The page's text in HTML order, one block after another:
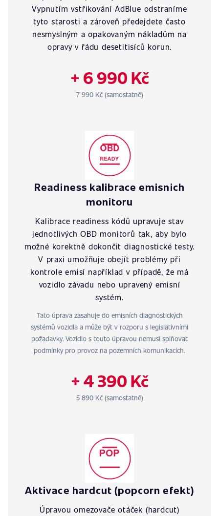
Vypnutím vstřikování AdBlue odstraníme
tyto starosti a zároveň předejdete často
nesmyslným a opakovaným nákladům na
opravy v řádu desetitisíců korun.
+ 6 990 Kč
7 990 Kč (samostatně)
Readiness kalibrace emisnich
monitoru
Kalibrace readiness kódů upravuje stav
jednotlivých OBD monitorů tak, aby bylo
možné korektně dokončit diagnostické testy.
V praxi umožňuje obejít problémy při
kontrole emisí například v případě, že má
vozidlo závadu nebo upravený emisní
systém.
Tato úprava zasahuje do emisních diagnostických
systémů vozidla a může být v rozporu s legislativními
požadavky. Vozidlo s touto úpravou nemusí splňovat
podmínky pro provoz na pozemních komunikacích.
+ 4 390 Kč
5 890 Kč (samostatně)
Aktivace hardcut (popcorn efekt)
Úpravou omezovače otáček (hardcut)